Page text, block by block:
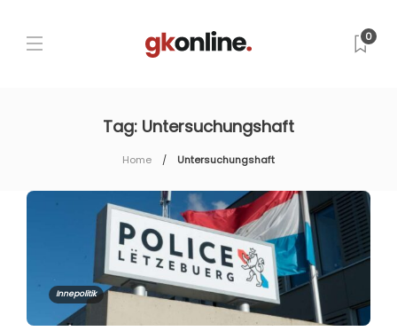
0
Tag: Untersuchungshaft
Home Untersuchungshaft
Innepolitik